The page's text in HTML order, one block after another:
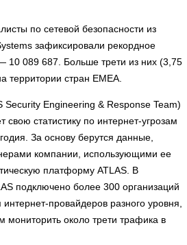
по сетевой безопасности из
зафиксировали рекордное
10 089 687. Больше трети из них (3,75
стран EMEA.
Security Engineering & Response Team)
свою статистику по интернет-угрозам
За основу берутся данные,
компании, использующими ее
платформу ATLAS. В
подключено более 300 организаций
провайдеров разного уровня,
мониторить около трети трафика в